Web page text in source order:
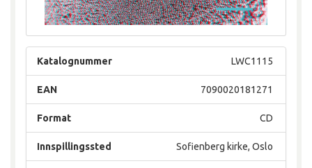
LWC1115
Katalognummer
7090020181271
EAN
CD
Format
Sofienberg kirke, Oslo
Innspillingssted